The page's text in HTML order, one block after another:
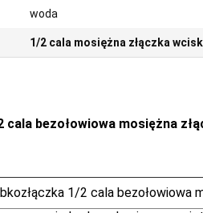
woda
1/2 cala mosiężna złączka
cala bezołowiowa mosiężna
1/2 cala bezołowiowa